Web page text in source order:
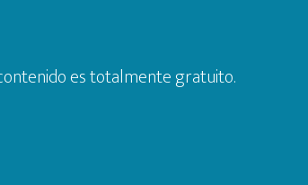
es totalmente gratuito.